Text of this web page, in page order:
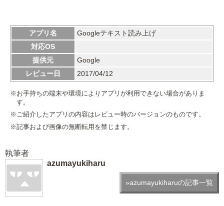
アプリ名
Googleテキスト読み上げ
対応OS
提供元
Google
レビュー日
2017/04/12
※お手持ちの端末や環境によりアプリが利用できない場合がありま
す。
※ご紹介したアプリの内容はレビュー時のバージョンのものです。
※記事および画像の無断転用を禁じます。
執筆者
azumayukiharu
»azumayukiharuの記事一覧